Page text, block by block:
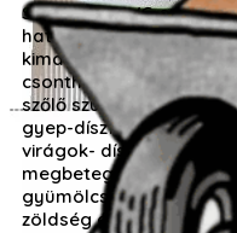
Switch 62,5 WG egy
hatóanyagot
kimagasló
csonthéjasok virág
szőlő szürkepenészes
gyep-díszfű
virágok- dísznövények
megbetegedése,
gyümölcsök tárolási
zöldség és